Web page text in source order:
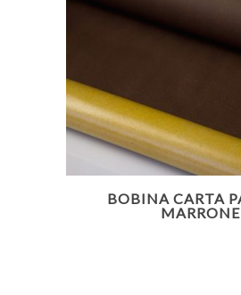
BOBINA CARTA
MARRONE